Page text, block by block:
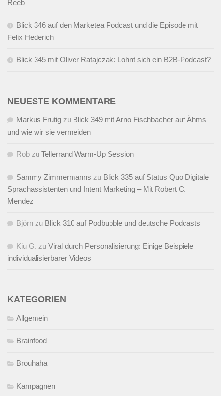
Reeb
Blick 346 auf den Marketea Podcast und die Episode mit
Felix Hederich
Blick 345 mit Oliver Ratajczak: Lohnt sich ein B2B-Podcast?
NEUESTE KOMMENTARE
Markus Frutig zu Blick 349 mit Arno Fischbacher auf Ähms
und wie wir sie vermeiden
Rob zu Tellerrand Warm-Up Session
Sammy Zimmermanns zu Blick 335 auf Status Quo Digitale
Sprachassistenten und Intent Marketing – Mit Robert C.
Mendez
Björn zu Blick 310 auf Podbubble und deutsche Podcasts
Kiu G. zu Viral durch Personalisierung: Einige Beispiele
individualisierbarer Videos
KATEGORIEN
Allgemein
Brainfood
Brouhaha
Kampagnen